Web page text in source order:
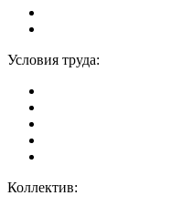
Условия труда:
Коллектив: